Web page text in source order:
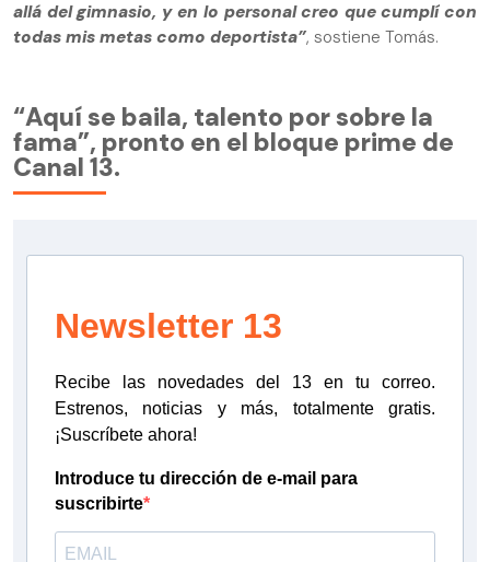
allá del gimnasio, y en lo personal creo que cumplí con
todas mis metas como deportista”, sostiene Tomás.
“Aquí se baila, talento por sobre la
fama”, pronto en el bloque prime de
Canal 13.
Newsletter 13
Recibe las novedades del 13 en tu correo.
Estrenos, noticias y más, totalmente gratis.
¡Suscríbete ahora!
Introduce tu dirección de e-mail para
suscribirte